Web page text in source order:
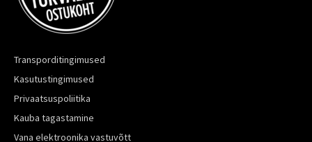
Transporditingimused
Kasutustingimused
Privaatsuspoliitika
Kauba tagastamine
Vana elektroonika vastuvõtt